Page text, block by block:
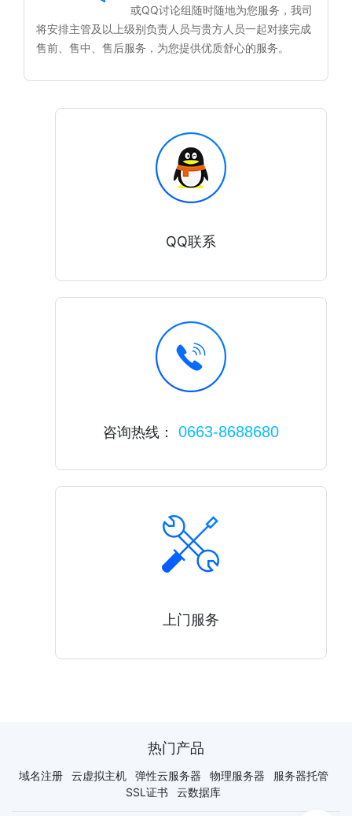
或QQ讨论组随时随地为您服务，我司
将安排主管及以上级别负责人员与贵方人员一起对接完成
售前、售中、售后服务，为您提供优质舒心的服务。
QQ联系
咨询热线： 0663-8688680
上门服务
热门产品
域名注册 云虚拟主机 弹性云服务器 物理服务器
服务器托管
SSL证书
云数据库